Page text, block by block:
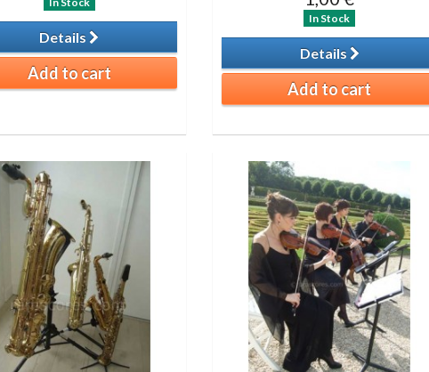
Details
Add to cart
In Stock
Details
Add to cart